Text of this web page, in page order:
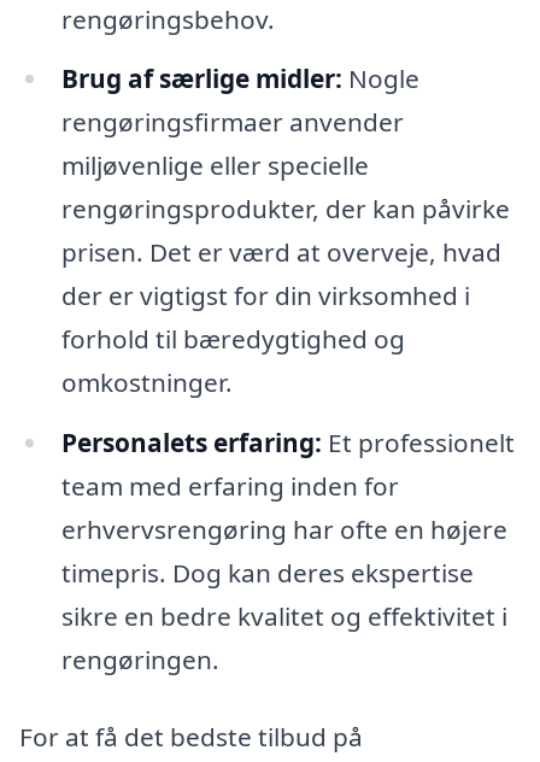
rengøringsbehov.
Brug af særlige midler: Nogle
rengøringsfirmaer anvender
miljøvenlige eller specielle
rengøringsprodukter, der kan påvirke
prisen. Det er værd at overveje, hvad
der er vigtigst for din virksomhed i
forhold til bæredygtighed og
omkostninger.
Personalets erfaring: Et professionelt
team med erfaring inden for
erhvervsrengøring har ofte en højere
timepris. Dog kan deres ekspertise
sikre en bedre kvalitet og effektivitet i
rengøringen.
For at få det bedste tilbud på